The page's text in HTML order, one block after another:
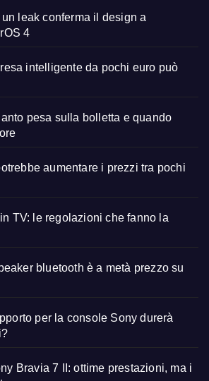
leak conferma il design a
4
intelligente da pochi euro può
pesa sulla bolletta e quando
aumentare i prezzi tra pochi
TV: le regolazioni che fanno la
bluetooth è a metà prezzo su
per la console Sony durerà
Bravia 7 II: ottime prestazioni, ma i